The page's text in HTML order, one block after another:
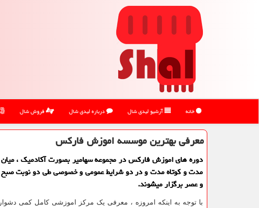
خانه آرشیو لیدی شال درباره لیدی شال فروش شال
معرفی بهترین موسسه اموزش فارکس
دوره های اموزش فارکس در مجموعه سهامیر بصورت آکادمیک ، میان
مدت و کوتاه مدت و در دو شرایط عمومی و خصوصی طی دو نوبت صبح
و عصر برگزار میشوند.
با توجه به اینکه امروزه ، معرفی یک مرکز اموزشی کامل کمی دشوار